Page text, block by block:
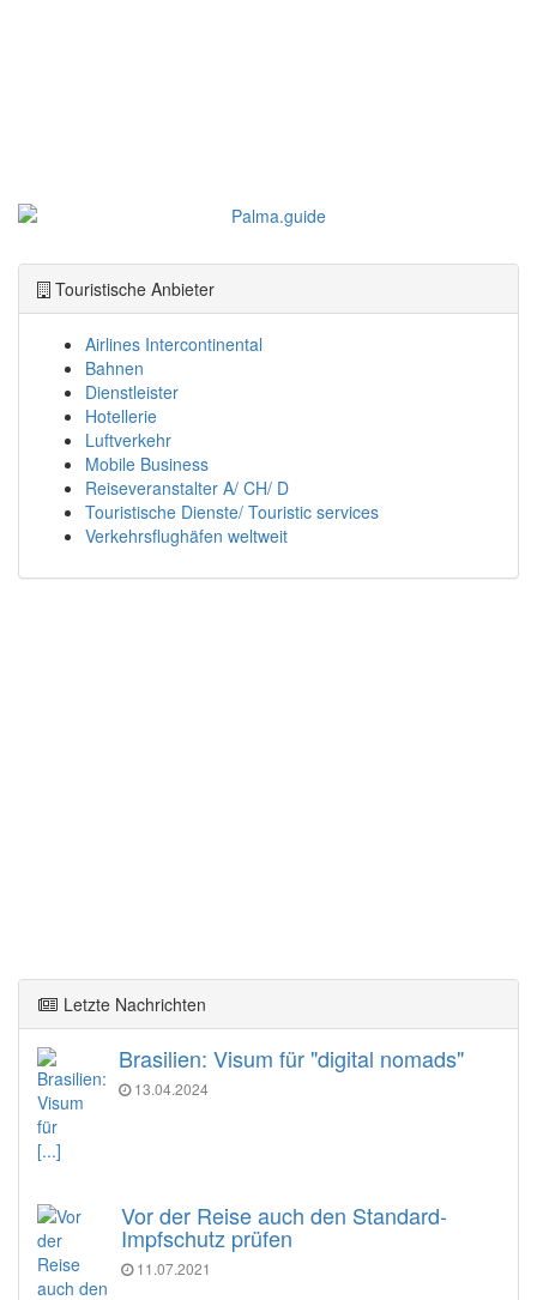
Touristische Anbieter
Airlines Intercontinental
Bahnen
Dienstleister
Hotellerie
Luftverkehr
Mobile Business
Reiseveranstalter A/ CH/ D
Touristische Dienste/ Touristic services
Verkehrsflughäfen weltweit
Letzte Nachrichten
Brasilien: Visum für "digital nomads"
13.04.2024
[...]
Vor der Reise auch den Standard-
Impfschutz prüfen
11.07.2021